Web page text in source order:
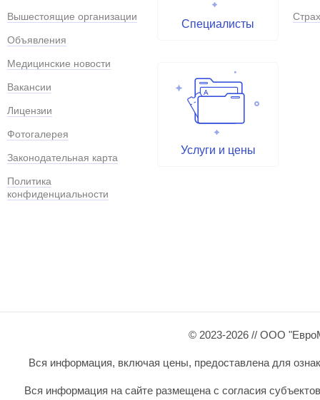
Вышестоящие организации
Объявления
Медицинские новости
Вакансии
Лицензии
Фотогалерея
Законодательная карта
Политика
конфиденциальности
Специалисты
Услуги и цены
© 2023-2026 // ООО
Вся информация, включая цены, предоставлена для
Вся информация на сайте размещена с согласия